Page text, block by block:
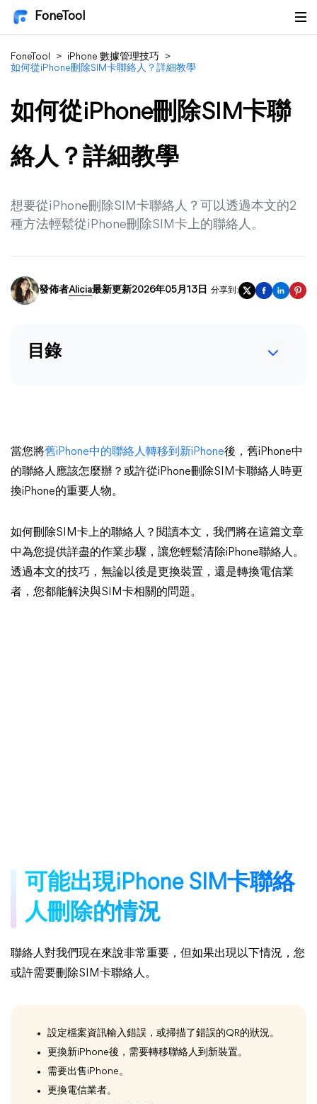
FoneTool
FoneTool > iPhone 數據管理技巧
>
如何從iPhone刪除SIM卡聯絡人？詳細教學
如何從iPhone刪除SIM卡聯
絡人？詳細教學
想要從iPhone刪除SIM卡聯絡人？可以透過本文的2
種方法輕鬆從iPhone刪除SIM卡上的聯絡人。
發佈者Alicia最新更新2026年05月13日 分享到:
目錄
當您將舊iPhone中的聯絡人轉移到新iPhone後，舊iPhone中
的聯絡人應該怎麼辦？或許從iPhone刪除SIM卡聯絡人時更
換iPhone的重要人物。
如何刪除SIM卡上的聯絡人？閱讀本文，我們將在這篇文章
中為您提供詳盡的作業步驟，讓您輕鬆清除iPhone聯絡人。
透過本文的技巧，無論以後是更換裝置，還是轉換電信業
者，您都能解決與SIM卡相關的問題。
可能出現iPhone SIM卡聯絡
人刪除的情況
聯絡人對我們現在來說非常重要，但如果出現以下情況，您
或許需要刪除SIM卡聯絡人。
設定檔案資訊輸入錯誤，或掃描了錯誤的QR的狀況。
更換新iPhone後，需要轉移聯絡人到新裝置。
需要出售iPhone。
更換電信業者。